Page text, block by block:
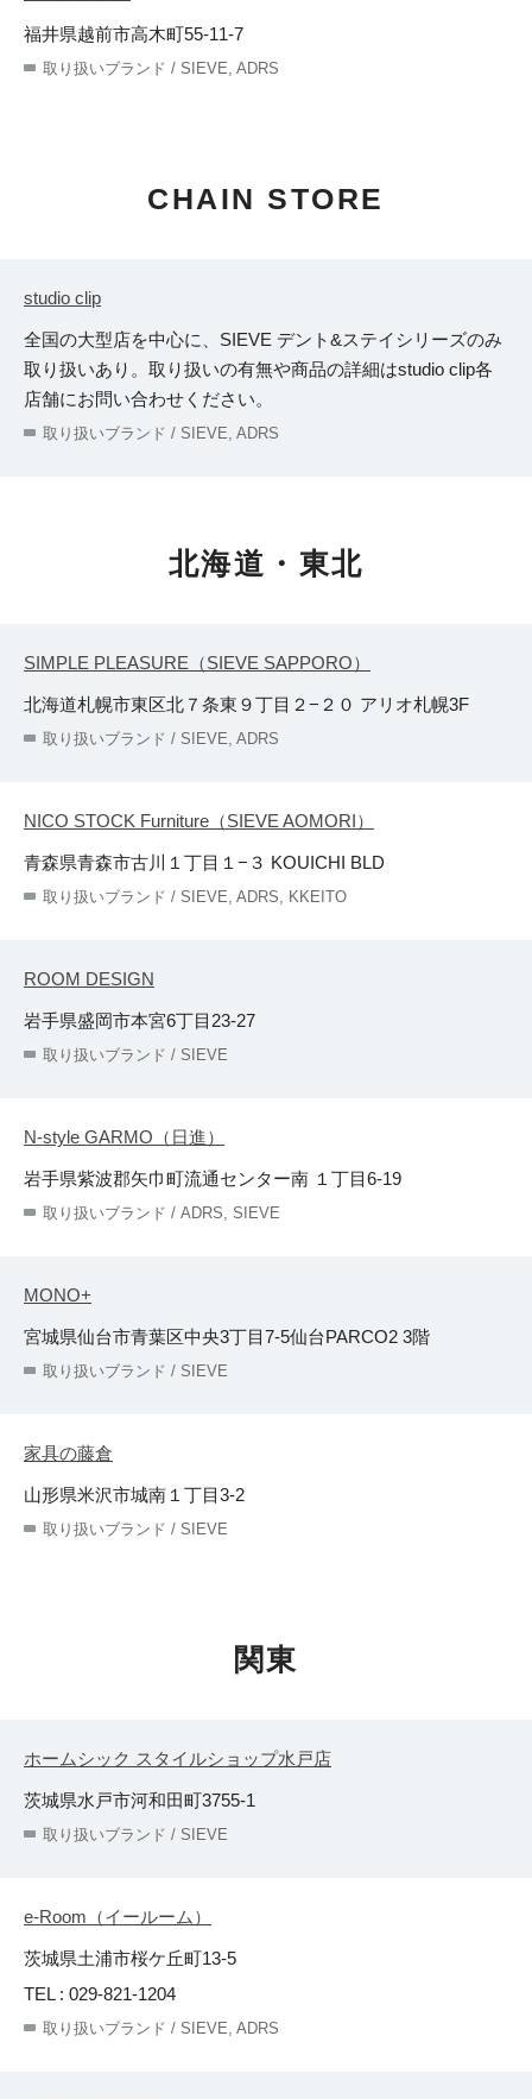
福井県越前市高木町55-11-7
取り扱いブランド / SIEVE, ADRS
CHAIN STORE
studio clip
全国の大型店を中心に、SIEVE デント&ステイシリーズのみ
取り扱いあり。取り扱いの有無や商品の詳細はstudio clip各
店舗にお問い合わせください。
取り扱いブランド / SIEVE, ADRS
北海道・東北
SIMPLE PLEASURE（SIEVE SAPPORO）
北海道札幌市東区北７条東９丁目２−２０ アリオ札幌3F
取り扱いブランド / SIEVE, ADRS
NICO STOCK Furniture（SIEVE AOMORI）
青森県青森市古川１丁目１−３ KOUICHI BLD
取り扱いブランド / SIEVE, ADRS, KKEITO
ROOM DESIGN
岩手県盛岡市本宮6丁目23-27
取り扱いブランド / SIEVE
N-style GARMO（日進）
岩手県紫波郡矢巾町流通センター南 １丁目6-19
取り扱いブランド / ADRS, SIEVE
MONO+
宮城県仙台市青葉区中央3丁目7-5仙台PARCO2 3階
取り扱いブランド / SIEVE
家具の藤倉
山形県米沢市城南１丁目3-2
取り扱いブランド / SIEVE
関東
ホームシック スタイルショップ水戸店
茨城県水戸市河和田町3755-1
取り扱いブランド / SIEVE
e-Room（イールーム）
茨城県土浦市桜ケ丘町13-5
TEL : 029-821-1204
取り扱いブランド / SIEVE, ADRS